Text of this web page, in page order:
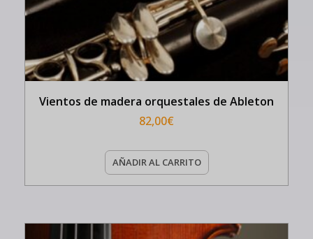
Vientos de madera orquestales de Ableton
82,00€
AÑADIR AL CARRITO